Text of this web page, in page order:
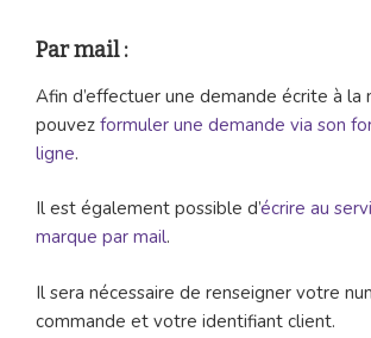
Par mail :
Afin d’effectuer une demande écrite à la
pouvez formuler une demande via son
ligne.
Il est également possible d’écrire au
marque par mail.
Il sera nécessaire de renseigner votre
commande et votre identifiant client.